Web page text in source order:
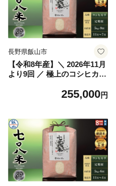
長野県飯山市
【令和8年産】＼ 2026年11月
より9回 ／ 極上のコシヒカリ
【蛍】定期便 5kg×9回 (By-0
255,000円